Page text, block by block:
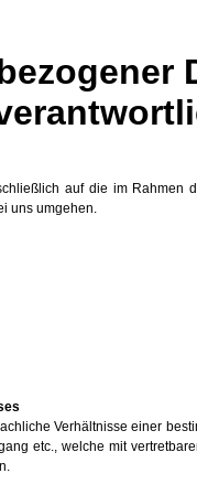
auf die im
uns umgehen.
Verhältnisse einer
etc., welche mit